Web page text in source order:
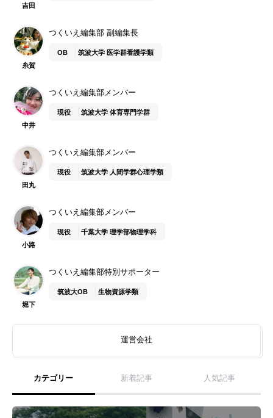
吉田
糸賀
つくいえ編集部 副編集長
OB 筑波大学 医学群看護学類
中井
つくいえ編集部メンバー
現役 筑波大学 体育専門学群
田丸
つくいえ編集部メンバー
現役 筑波大学 人間学群心理学類
小路
つくいえ編集部メンバー
現役 千葉大学 理学部物理学科
堀下
つくいえ編集部特別サポーター
筑波大OB 生物資源学類
運営会社
カテゴリー 新着記事 人気記事